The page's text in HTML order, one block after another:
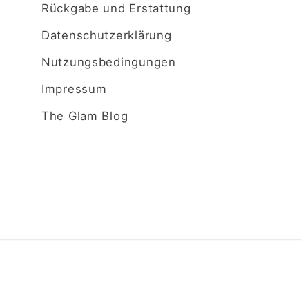
Rückgabe und Erstattung
Datenschutzerklärung
Nutzungsbedingungen
Impressum
The Glam Blog